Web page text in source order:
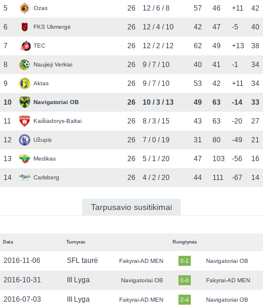
5 Ozas 26 12 / 6 / 8 57 46 +11 42
6 FKS Ukmergė 26 12 / 4 / 10 42 47 -5 40
7 TEC 26 12 / 2 / 12 62 49 +13 38
8 Naujieji Verkiai 26 9 / 7 / 10 40 41 -1 34
9 Aktas 26 9 / 7 / 10 53 42 +11 34
10 Navigatoriai OB 26 10 / 3 / 13 49 63 -14 33
11 Kaišiadorys-Baltai 26 8 / 3 / 15 43 63 -20 27
12 Užupis 26 7 / 0 / 19 31 80 -49 21
13 Medikas 26 5 / 1 / 20 47 103 -56 16
14 Carlsberg 26 4 / 2 / 20 44 111 -67 14
Tarpusavio susitikimai
Data Turnyras Rungtynės
2016-11-06 SFL taurė Fakyrai-AD MEN 0-1 Navigatoriai OB
2016-10-31 III Lyga Navigatoriai OB 0-0 Fakyrai-AD MEN
2016-07-03 III Lyga Fakyrai-AD MEN 2-4 Navigatoriai OB